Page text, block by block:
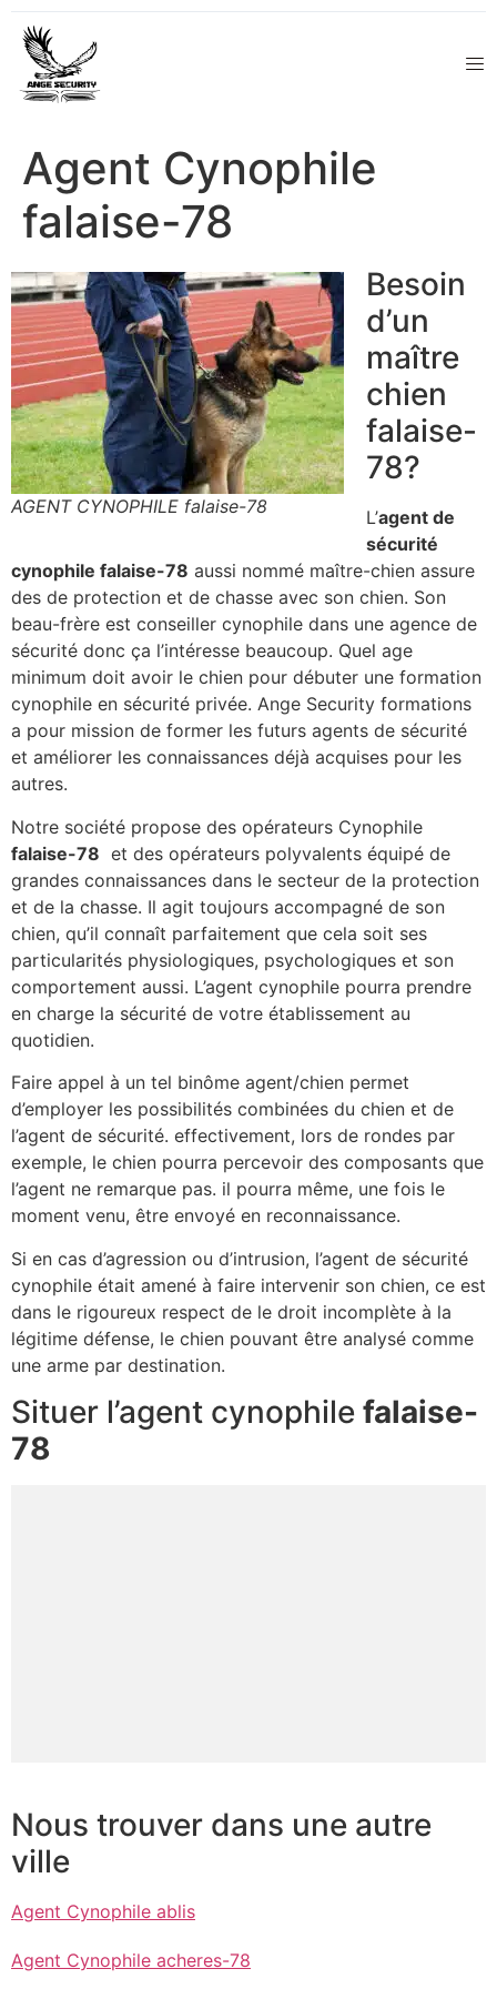
Agent Cynophile
falaise-78
AGENT CYNOPHILE falaise-78
Besoin
d’un
maître
chien
falaise-
78?
L’agent de
sécurité
cynophile falaise-78 aussi nommé maître-chien assure
des de protection et de chasse avec son chien. Son
beau-frère est conseiller cynophile dans une agence de
sécurité donc ça l’intéresse beaucoup. Quel age
minimum doit avoir le chien pour débuter une formation
cynophile en sécurité privée. Ange Security formations
a pour mission de former les futurs agents de sécurité
et améliorer les connaissances déjà acquises pour les
autres.
Notre société propose des opérateurs Cynophile
falaise-78 et des opérateurs polyvalents équipé de
grandes connaissances dans le secteur de la protection
et de la chasse. Il agit toujours accompagné de son
chien, qu’il connaît parfaitement que cela soit ses
particularités physiologiques, psychologiques et son
comportement aussi. L’agent cynophile pourra prendre
en charge la sécurité de votre établissement au
quotidien.
Faire appel à un tel binôme agent/chien permet
d’employer les possibilités combinées du chien et de
l’agent de sécurité. effectivement, lors de rondes par
exemple, le chien pourra percevoir des composants que
l’agent ne remarque pas. il pourra même, une fois le
moment venu, être envoyé en reconnaissance.
Si en cas d’agression ou d’intrusion, l’agent de sécurité
cynophile était amené à faire intervenir son chien, ce est
dans le rigoureux respect de le droit incomplète à la
légitime défense, le chien pouvant être analysé comme
une arme par destination.
Situer l’agent cynophile falaise-
78
Nous trouver dans une autre
ville
Agent Cynophile ablis
Agent Cynophile acheres-78